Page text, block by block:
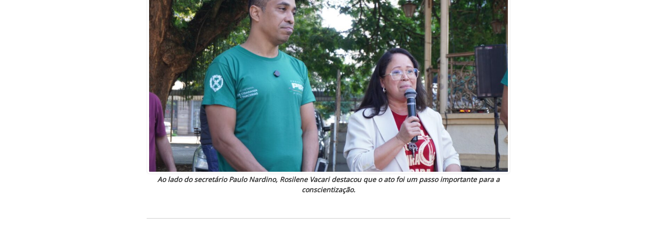
Ao lado do secretário Paulo Nardino, Rosilene Vacari destacou que o ato foi um passo importante para a
conscientização.